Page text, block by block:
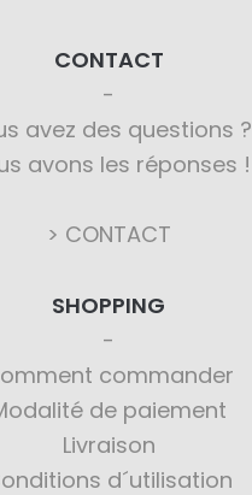
CONTACT
avez des questions ?
avons les réponses !
> CONTACT
SHOPPING
commander
de paiement
Livraison
d´utilisation